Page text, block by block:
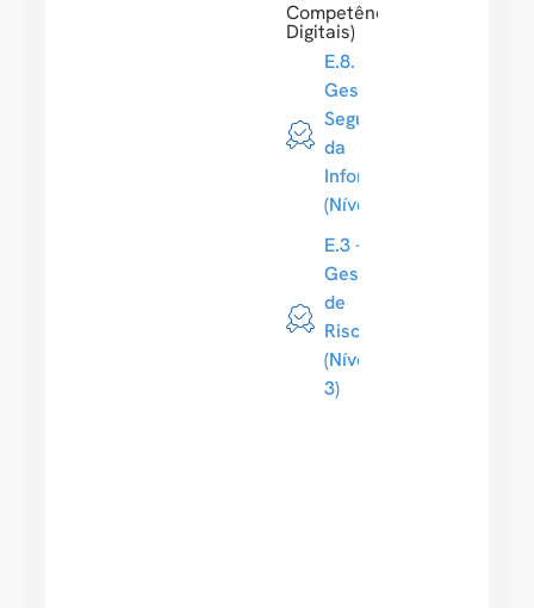
Competências
Digitais)
E.8.
Gestão da
Segurança
da
Informação
(Nível 3)
E.3 -
Gestão
de
Risco
(Nível
3)